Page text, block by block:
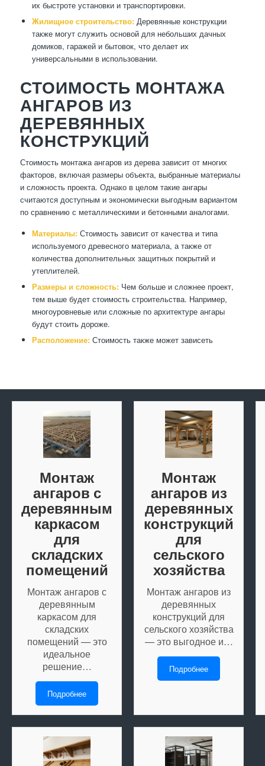
их быстроте установки и транспортировки.
Жилищное строительство:Деревянные конструкции
также могут служить основой для небольших дачных
домиков, гаражей и бытовок, что делает их
универсальными в использовании.
СТОИМОСТЬ МОНТАЖА
АНГАРОВ ИЗ
ДЕРЕВЯННЫХ
КОНСТРУКЦИЙ
Стоимость монтажа ангаров из дерева зависит от многих
факторов, включая размеры объекта, выбранные материалы
и сложность проекта. Однако в целом такие ангары
считаются доступным и экономически выгодным вариантом
по сравнению с металлическими и бетонными аналогами.
Материалы:Стоимость зависит от качества и типа
используемого древесного материала, а также от
количества дополнительных защитных покрытий и
утеплителей.
Размеры и сложность:Чем больше и сложнее проект,
тем выше будет стоимость строительства. Например,
многоуровневые или сложные по архитектуре ангары
будут стоить дороже.
Расположение:Стоимость также может зависеть
Монтаж
ангаров с
деревянным
каркасом
для
складских
помещений
Монтаж ангаров с
деревянным
каркасом для
складских
помещений — это
идеальное
решение…
Подробнее
Монтаж
ангаров из
деревянных
конструкций
для
сельского
хозяйства
Монтаж ангаров из
деревянных
конструкций для
сельского хозяйства
— это выгодное и…
Подробнее